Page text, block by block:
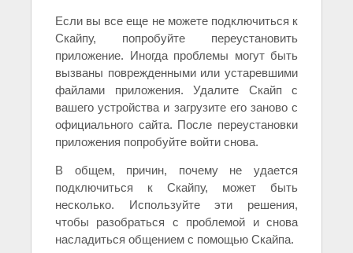
Если вы все еще не можете подключиться к
Скайпу, попробуйте переустановить
приложение. Иногда проблемы могут быть
вызваны поврежденными или устаревшими
файлами приложения. Удалите Скайп с
вашего устройства и загрузите его заново с
официального сайта. После переустановки
приложения попробуйте войти снова.
В общем, причин, почему не удается
подключиться к Скайпу, может быть
несколько. Используйте эти решения,
чтобы разобраться с проблемой и снова
насладиться общением с помощью Скайпа.